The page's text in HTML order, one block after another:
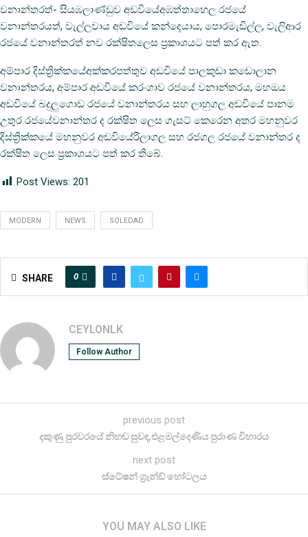
වනාන්තරත්- සියඹලාණ්ඩුව අඩවියේඅඹත්තාහෙල රජයේ
වනාන්තරයත්, වැල්ලවාය අඩවියේ කන්දෙයාය, පොරමැඩිල්ල, වැලිආර
රජයේ වනාන්තරත් නව රක්ෂිතලෙස ප්‍රකාශයට පත් කර ඇත.
අම්පාර දිස්ත්‍රික්කයේඅක්කරපත්තුව අඩවියේ පාලකුඩා කඩොලාන
වනාන්තරය, අම්පාර අඩවියේ කරංගාව රජයේ වනාන්තරය, මහඔය
අඩවියේ බදුලුගොඩ රජයේ වනාන්තරය සහ ලාහුගල අඩවියේ පානම
උතුර රජයේවනාන්තර ද රක්ෂිත ලෙස ගැසට් කෙරෙන අතර මහනුවර
දිස්ත්‍රික්කයේ මහනුවර අඩවියේරිලාගල සහ රජගල රජයේ වනාන්තර ද
රක්ෂිත ලෙස ප්‍රකාශයට පත් කර තිබේ.
Post Views: 201
MODERN NEWS SOLEDAD
SHARE 0
CEYLONLK
Follow Author
previous post
දකුණු පුරවරයේ නිහඬ සුවඳ,එළමල්දෙණිය පුරාණ විහාරය
next post
ස්ටේෂන් ග්‍රෑන්ඩ් හෝටලය
YOU MAY ALSO LIKE